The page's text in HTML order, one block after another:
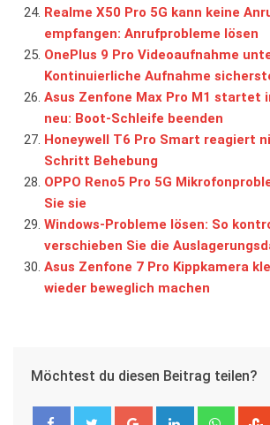
Realme X50 Pro 5G kann keine
empfangen: Anrufprobleme lösen
OnePlus 9 Pro Videoaufnahme
Kontinuierliche Aufnahme
Asus Zenfone Max Pro M1 startet
neu: Boot-Schleife beenden
Honeywell T6 Pro Smart reagiert
Schritt Behebung
OPPO Reno5 Pro 5G
Sie sie
Windows-Probleme lösen: So
verschieben Sie die
Asus Zenfone 7 Pro Kippkamera
wieder beweglich machen
Möchtest du diesen Beitrag teilen?
Google+ LinkedIn